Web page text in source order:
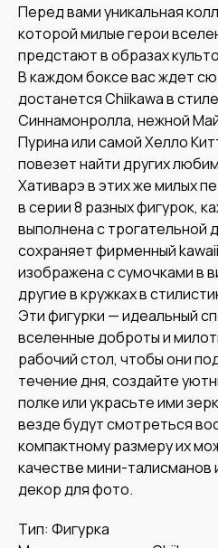
Перед вами уникальная
которой милые герои
предстают в образах
В каждом боксе вас ждет
достанется Chiikawa в
Синнамонролла, нежной
Пурина или самой Хелло
повезет найти других
Хативарэ в этих же милых
в серии 8 разных фигурок,
выполнена с трогательной
сохраняет фирменный
изображена с сумочками в
другие в кружках в
Эти фигурки — идеальный
вселенные доброты и
рабочий стол, чтобы они
течение дня, создайте
полке или украсьте ими
везде будут смотреться
компактному размеру их
качестве мини-талисманов
декор для фото.
Тип: Фигурка